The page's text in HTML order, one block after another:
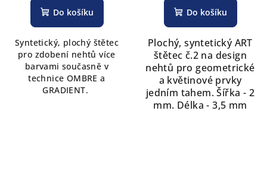
Do košíku
Syntetický, plochý štětec
pro zdobení nehtů více
barvami současně v
technice OMBRE a
GRADIENT.
Do košíku
Plochý, syntetický ART
štětec č.2 na design
nehtů pro geometrické
a květinové prvky
jedním tahem. Šířka - 2
mm. Délka - 3,5 mm